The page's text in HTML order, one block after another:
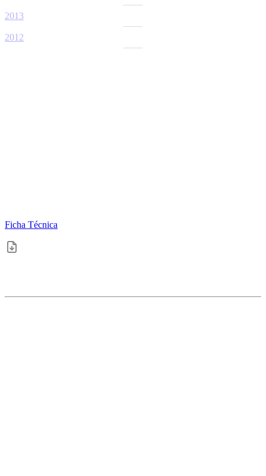
2013
2012
Ficha Técnica